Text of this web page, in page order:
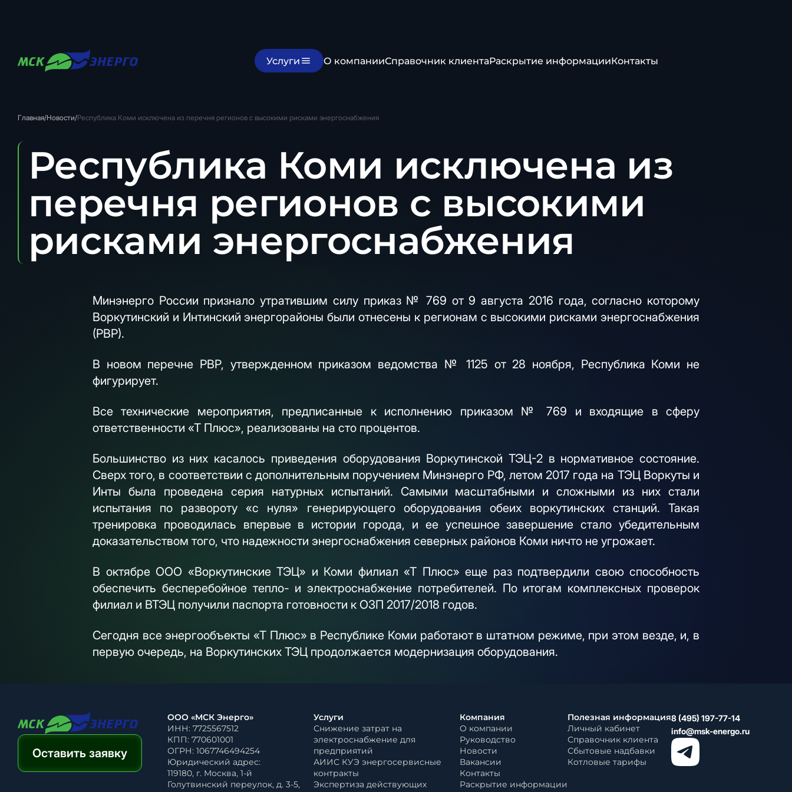
Услуги О компанииСправочник клиентаРаскрытие информацииКонтакты
Главная/Новости/Республика Коми исключена из перечня регионов с высокими рисками энергоснабжения
Республика Коми исключена из
перечня регионов с высокими
рисками энергоснабжения
Минэнерго России признало утратившим силу приказ № 769 от 9 августа 2016 года, согласно которому
Воркутинский и Интинский энергорайоны были отнесены к регионам с высокими рисками энергоснабжения
(РВР).
В новом перечне РВР, утвержденном приказом ведомства № 1125 от 28 ноября, Республика Коми не
фигурирует.
Все технические мероприятия, предписанные к исполнению приказом № 769 и входящие в сферу
ответственности «Т Плюс», реализованы на сто процентов.
Большинство из них касалось приведения оборудования Воркутинской ТЭЦ-2 в нормативное состояние.
Сверх того, в соответствии с дополнительным поручением Минэнерго РФ, летом 2017 года на ТЭЦ Воркуты и
Инты была проведена серия натурных испытаний. Самыми масштабными и сложными из них стали
испытания по развороту «с нуля» генерирующего оборудования обеих воркутинских станций. Такая
тренировка проводилась впервые в истории города, и ее успешное завершение стало убедительным
доказательством того, что надежности энергоснабжения северных районов Коми ничто не угрожает.
В октябре ООО «Воркутинские ТЭЦ» и Коми филиал «Т Плюс» еще раз подтвердили свою способность
обеспечить бесперебойное тепло- и электроснабжение потребителей. По итогам комплексных проверок
филиал и ВТЭЦ получили паспорта готовности к ОЗП 2017/2018 годов.
Сегодня все энергообъекты «Т Плюс» в Республике Коми работают в штатном режиме, при этом везде, и, в
первую очередь, на Воркутинских ТЭЦ продолжается модернизация оборудования.
Оставить заявку
ООО «МСК Энерго»
ИНН: 7725567512
КПП: 770601001
ОГРН: 1067746494254
Юридический адрес:
119180, г. Москва, 1-й
Голутвинский переулок, д. 3-5,
Услуги
Снижение затрат на
электроснабжение для
предприятий
АИИС КУЭ энергосервисные
контракты
Экспертиза действующих
Компания
О компании
Руководство
Новости
Вакансии
Контакты
Раскрытие информации
Полезная информация
Личный кабинет
Справочник клиента
Сбытовые надбавки
Котловые тарифы
8 (495) 197-77-14
info@msk-energo.ru